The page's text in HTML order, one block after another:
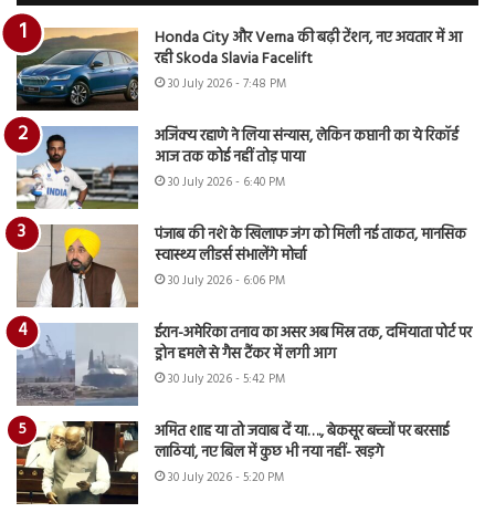
Honda City और Verna की बढ़ी टेंशन, नए अवतार में आ
रही Skoda Slavia Facelift
30 July 2026 - 7:48 PM
अजिंक्य रहाणे ने लिया संन्यास, लेकिन कप्तानी का ये रिकॉर्ड
आज तक कोई नहीं तोड़ पाया
30 July 2026 - 6:40 PM
पंजाब की नशे के खिलाफ जंग को मिली नई ताकत, मानसिक
स्वास्थ्य लीडर्स संभालेंगे मोर्चा
30 July 2026 - 6:06 PM
ईरान-अमेरिका तनाव का असर अब मिस्र तक, दमियाता पोर्ट पर
ड्रोन हमले से गैस टैंकर में लगी आग
30 July 2026 - 5:42 PM
अमित शाह या तो जवाब दें या…., बेकसूर बच्चों पर बरसाई
लाठियां, नए बिल में कुछ भी नया नहीं- खड़गे
30 July 2026 - 5:20 PM